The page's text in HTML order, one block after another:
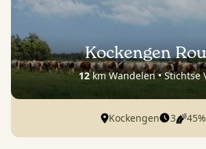
Kockengen
12km Wandelen • Stichtse
Kockengen 3 45%